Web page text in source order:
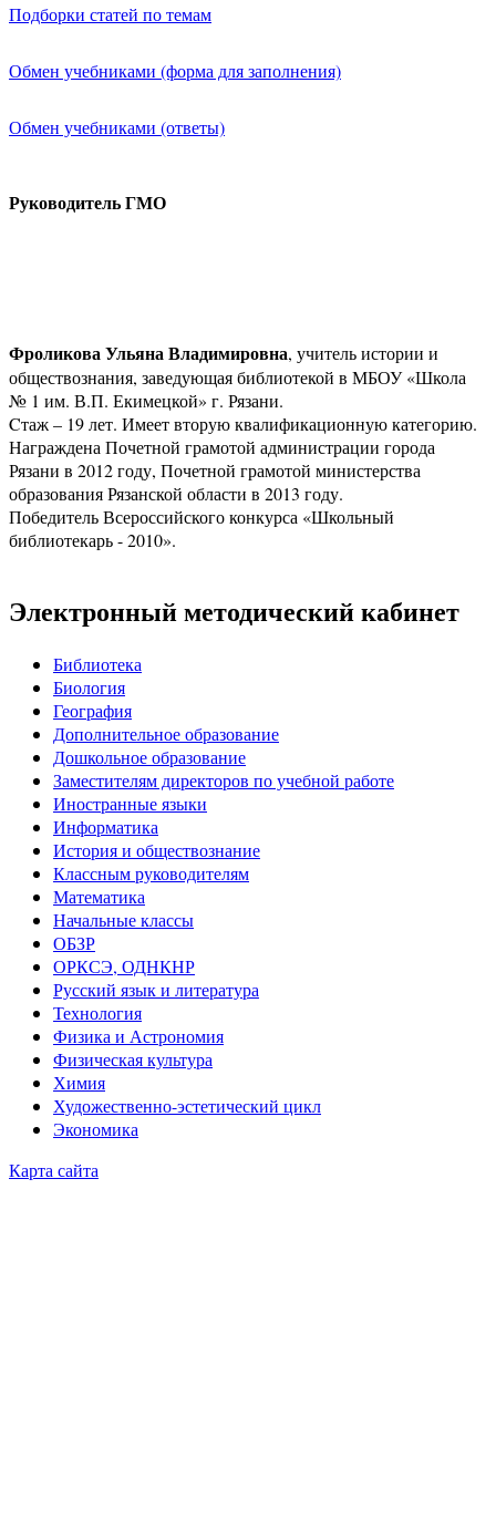
Подборки статей по темам
Обмен учебниками (форма для заполнения)
Обмен учебниками (ответы)
Руководитель ГМО
Фроликова Ульяна Владимировна, учитель истории и
обществознания, заведующая библиотекой в МБОУ «Школа
№ 1 им. В.П. Екимецкой» г. Рязани.
Cтаж – 19 лет. Имеет вторую квалификационную категорию.
Награждена Почетной грамотой администрации города
Рязани в 2012 году, Почетной грамотой министерства
образования Рязанской области в 2013 году.
Победитель Всероссийского конкурса «Школьный
библиотекарь - 2010».
Электронный методический кабинет
Библиотека
Биология
География
Дополнительное образование
Дошкольное образование
Заместителям директоров по учебной работе
Иностранные языки
Информатика
История и обществознание
Классным руководителям
Математика
Начальные классы
ОБЗР
ОРКСЭ, ОДНКНР
Русский язык и литература
Технология
Физика и Астрономия
Физическая культура
Химия
Художественно-эстетический цикл
Экономика
Карта сайта